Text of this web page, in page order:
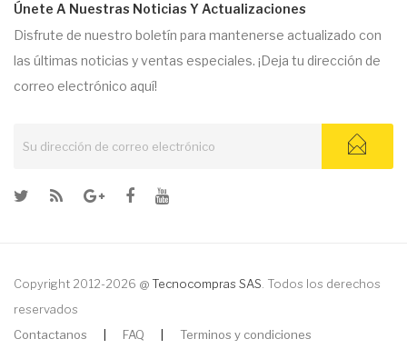
Únete A Nuestras Noticias Y Actualizaciones
Disfrute de nuestro boletín para mantenerse actualizado con
las últimas noticias y ventas especiales. ¡Deja tu dirección de
correo electrónico aquí!
Copyright 2012-2026 @ Tecnocompras SAS . Todos los derechos
reservados
Contactanos
FAQ Terminos y condiciones